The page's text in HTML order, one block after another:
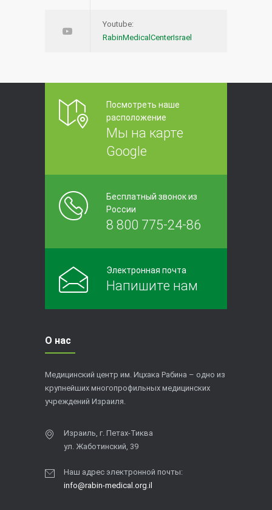
Youtube:
RabinMedicalCenterIsrael
Посмотреть наше
расположение
Мы на карте
Google
Бесплатный звонок из
России
8 800 775-24-86
Электронная почта
Напишите нам
О нас
Медицинский центр им. Ицхака Рабина – одно из
крупнейших многопрофильных медицинских
учреждений Израиля.
Израиль, г. Петах-Тиква
ул. Жаботинский, 39
Наш адрес электронной почты:
info@rabin-medical.org.il